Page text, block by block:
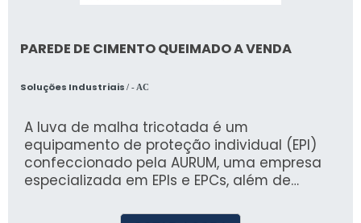
PAREDE DE CIMENTO QUEIMADO A VENDA
Soluções Industriais / - AC
A luva de malha tricotada é um
equipamento de proteção individual (EPI)
confeccionado pela AURUM, uma empresa
especializada em EPIs e EPCs, além de
atendimento personalizado e singular do